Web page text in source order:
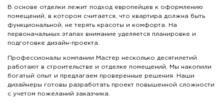
В основе отделки лежит подход европейцев к оформлению
помещений, в котором считается, что квартира должна быть
функциональной, не терять красоты и комфорта. На
первоначальных этапах внимание уделяется планировке и
подготовке дизайн-проекта.
Профессионалы компании Мастер несколько десятилетий
работают в строительстве и отделке помещений. Мы накопили
богатый опыт и предлагаем проверенные решения. Наши
дизайнеры готовы разработать проект повышенной сложности
с учетом пожеланий заказчика.